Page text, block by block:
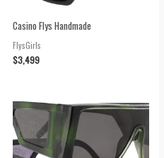
Casino Flys Handmade
FlysGirls
$3,499